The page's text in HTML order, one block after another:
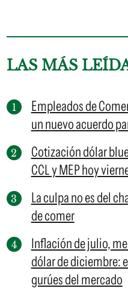
LAS MÁS
Empleados de
un nuevo acuerdo
Cotización dólar
CCL y MEP hoy
La culpa no es del
de comer
Inflación de julio,
dólar de diciembre:
gurúes del mercado